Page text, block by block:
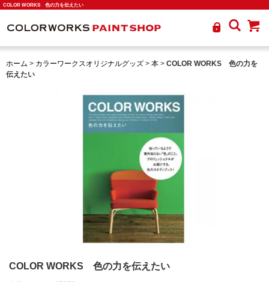
COLOR WORKS 色の力を伝えたい
ホーム > カラーワークスオリジナルグッズ > 本 > COLOR WORKS 色の力を
伝えたい
COLOR WORKS 色の力を伝えたい